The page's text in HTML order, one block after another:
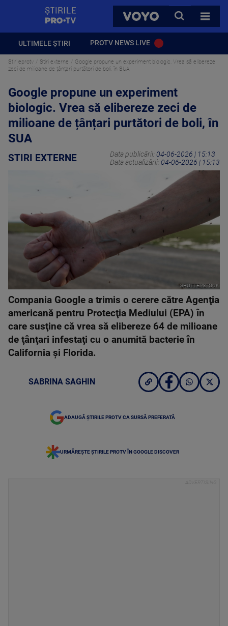
VOYO
CAUTA
TOATE
ULTIMELE ȘTIRI PROTV NEWS LIVE
Stirileprotv Stiri externe
Google propune un experiment biologic. Vrea să elibereze
zeci de milioane de țânțari purtători de boli, în SUA
Google propune un experiment
biologic. Vrea să elibereze zeci de
milioane de țânțari purtători de boli, în
SUA
STIRI EXTERNE Data publicării: 04-06-2026 | 15:13
Data actualizării: 04-06-2026 | 15:13
SHUTTERSTOCK
Compania Google a trimis o cerere către Agenţia
americană pentru Protecţia Mediului (EPA) în
care susţine că vrea să elibereze 64 de milioane
de ţânţari infestaţi cu o anumită bacterie în
California şi Florida.
SABRINA SAGHIN
ADAUGĂ ȘTIRILE PROTV CA SURSĂ PREFERATĂ
URMĂREȘTE ȘTIRILE PROTV ÎN GOOGLE DISCOVER